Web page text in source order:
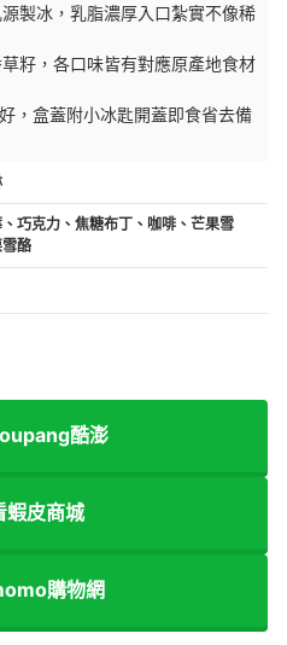
製冰，乳脂濃厚入口紮實不像稀
籽，各口味皆有對應原產地食材
，盒蓋附小冰匙開蓋即食省去備
巧克力、焦糖布丁、咖啡、芒果雪
酪
酷澎
蝦皮商城
購物網